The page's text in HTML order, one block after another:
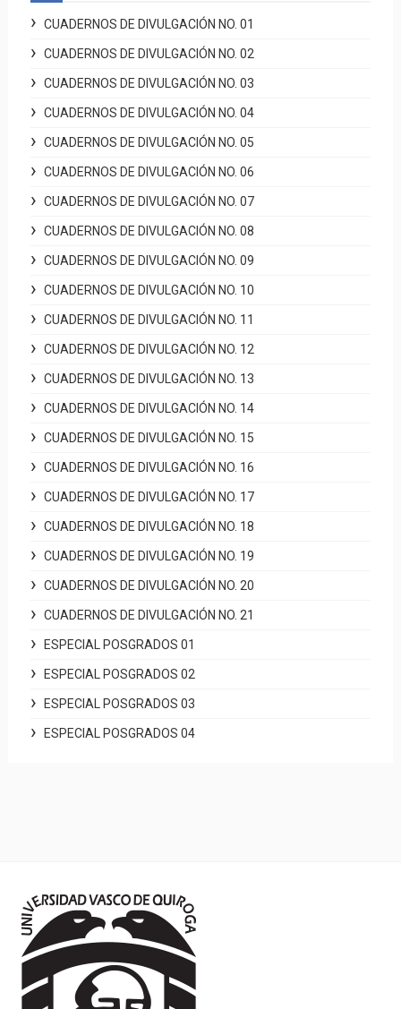
CUADERNOS DE DIVULGACIÓN NO. 01
CUADERNOS DE DIVULGACIÓN NO. 02
CUADERNOS DE DIVULGACIÓN NO. 03
CUADERNOS DE DIVULGACIÓN NO. 04
CUADERNOS DE DIVULGACIÓN NO. 05
CUADERNOS DE DIVULGACIÓN NO. 06
CUADERNOS DE DIVULGACIÓN NO. 07
CUADERNOS DE DIVULGACIÓN NO. 08
CUADERNOS DE DIVULGACIÓN NO. 09
CUADERNOS DE DIVULGACIÓN NO. 10
CUADERNOS DE DIVULGACIÓN NO. 11
CUADERNOS DE DIVULGACIÓN NO. 12
CUADERNOS DE DIVULGACIÓN NO. 13
CUADERNOS DE DIVULGACIÓN NO. 14
CUADERNOS DE DIVULGACIÓN NO. 15
CUADERNOS DE DIVULGACIÓN NO. 16
CUADERNOS DE DIVULGACIÓN NO. 17
CUADERNOS DE DIVULGACIÓN NO. 18
CUADERNOS DE DIVULGACIÓN NO. 19
CUADERNOS DE DIVULGACIÓN NO. 20
CUADERNOS DE DIVULGACIÓN NO. 21
ESPECIAL POSGRADOS 01
ESPECIAL POSGRADOS 02
ESPECIAL POSGRADOS 03
ESPECIAL POSGRADOS 04